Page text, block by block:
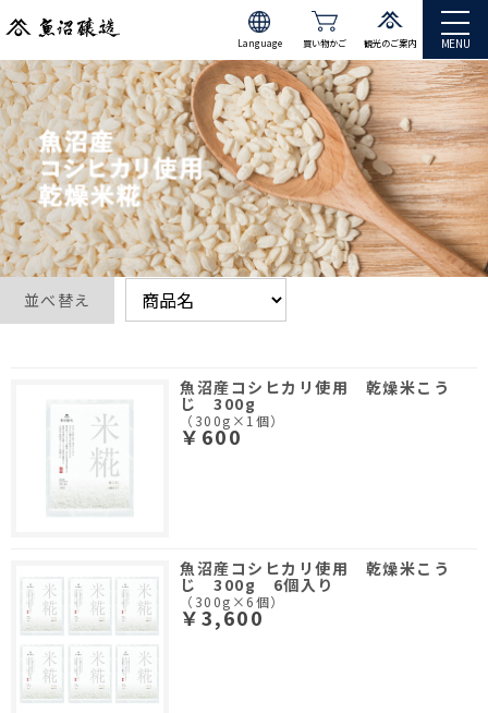
JP EN
Language 買い物かご 観光のご案内 MENU
並べ替え
魚沼産コシヒカリ使用 乾燥米こう
じ 300g
（300g×1個）
￥600
魚沼産コシヒカリ使用 乾燥米こう
じ 300g 6個入り
（300g×6個）
￥3,600